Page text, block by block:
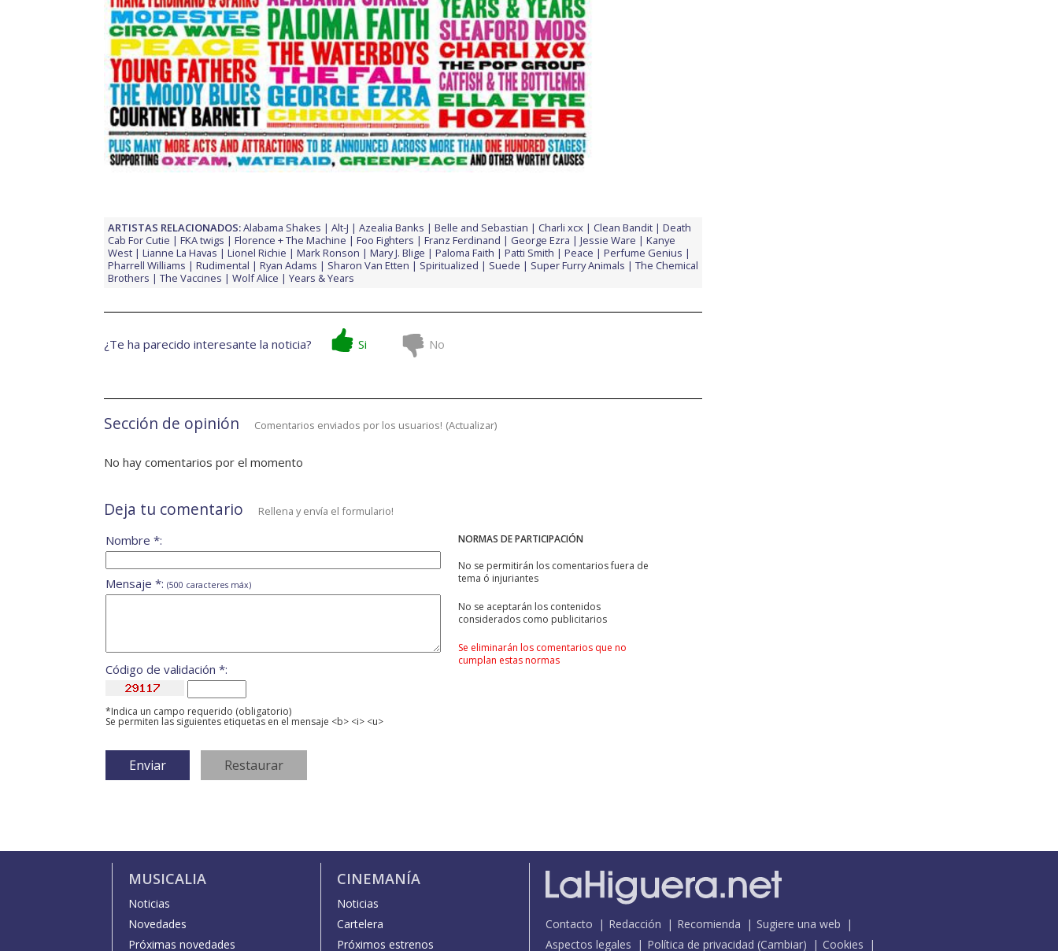
ARTISTAS RELACIONADOS:Alabama Shakes Alt-J Azealia Banks Belle and Sebastian Charli xcx Clean Bandit
Death
Cab For Cutie
FKA twigs Florence + The Machine Foo Fighters Franz Ferdinand George Ezra Jessie Ware
Kanye
West
Lianne La Havas Lionel Richie Mark Ronson Mary J. Blige Paloma Faith Patti Smith Peace
Perfume Genius
Pharrell Williams
Rudimental Ryan Adams Sharon Van Etten Spiritualized Suede Super Furry Animals
The Chemical
Brothers
The Vaccines Wolf Alice Years & Years
¿Te ha parecido interesante la noticia? Si No
Sección de opinión Comentarios enviados por los usuarios! (Actualizar)
No hay comentarios por el momento
Deja tu comentario Rellena y envía el formulario!
NORMAS DE PARTICIPACIÓN
No se permitirán los comentarios fuera de
tema ó injuriantes
No se aceptarán los contenidos
considerados como publicitarios
Se eliminarán los comentarios que no
cumplan estas normas
Nombre *:
Mensaje *: (500 caracteres máx)
Código de validación *:
*Indica un campo requerido (obligatorio)
Se permiten las siguientes etiquetas en el mensaje <b> <i> <u>
MUSICALIA
Noticias
Novedades
Próximas novedades
CINEMANÍA
Noticias
Cartelera
Próximos estrenos
Contacto Redacción Recomienda
Sugiere una web
Aspectos legales
Política de privacidad (Cambiar) Cookies